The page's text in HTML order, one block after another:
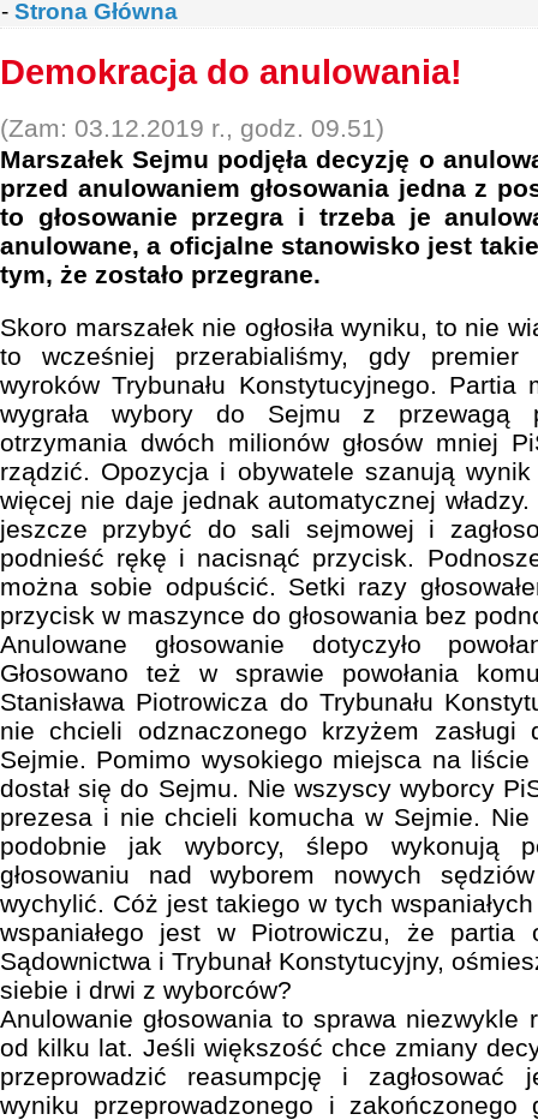
- Strona Główna
Demokracja do anulowania!
(Zam: 03.12.2019 r., godz. 09.51)
Marszałek Sejmu podjęła decyzję o
przed anulowaniem głosowania jedna z
to głosowanie przegra i trzeba je
anulowane, a oficjalne stanowisko jest
tym, że zostało przegrane.
Skoro marszałek nie ogłosiła wyniku, to nie
to wcześniej przerabialiśmy, gdy premier
wyroków Trybunału Konstytucyjnego. Partia
wygrała wybory do Sejmu z przewagą
otrzymania dwóch milionów głosów mniej
rządzić. Opozycja i obywatele szanują wynik
więcej nie daje jednak automatycznej
jeszcze przybyć do sali sejmowej i
podnieść rękę i nacisnąć przycisk.
można sobie odpuścić. Setki razy
przycisk w maszynce do głosowania bez
Anulowane głosowanie dotyczyło
Głosowano też w sprawie powołania
Stanisława Piotrowicza do Trybunału
nie chcieli odznaczonego krzyżem zasługi
Sejmie. Pomimo wysokiego miejsca na
dostał się do Sejmu. Nie wszyscy wyborcy
prezesa i nie chcieli komucha w Sejmie. Nie
podobnie jak wyborcy, ślepo wykonują
głosowaniu nad wyborem nowych
wychylić. Cóż jest takiego w tych
wspaniałego jest w Piotrowiczu, że partia
Sądownictwa i Trybunał Konstytucyjny,
siebie i drwi z wyborców?
Anulowanie głosowania to sprawa niezwykle
od kilku lat. Jeśli większość chce zmiany
przeprowadzić reasumpcję i zagłosować
wyniku przeprowadzonego i zakończonego